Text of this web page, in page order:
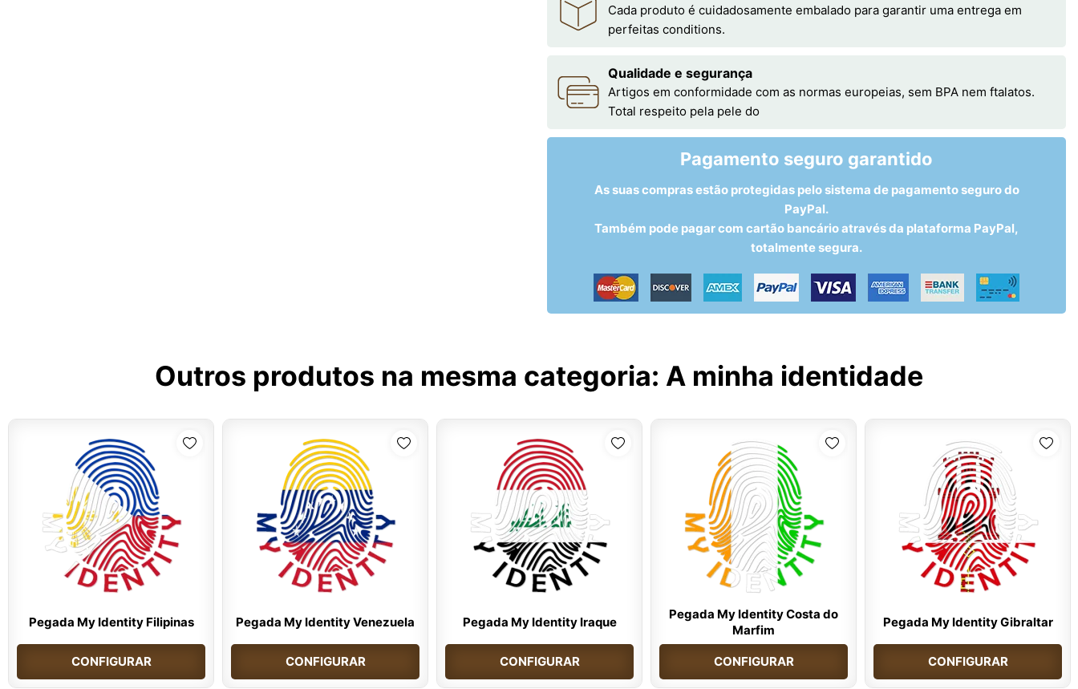
Cada produto é cuidadosamente embalado para garantir uma entrega em
perfeitas conditions.
Qualidade e segurança
Artigos em conformidade com as normas europeias, sem BPA nem ftalatos.
Total respeito pela pele do
Pagamento seguro garantido
As suas compras estão protegidas pelo sistema de pagamento seguro do
PayPal.
Também pode pagar com cartão bancário através da plataforma PayPal,
totalmente segura.
Outros produtos na mesma categoria: A minha identidade
Pegada My Identity Filipinas
CONFIGURAR
Pegada My Identity Venezuela
CONFIGURAR
Pegada My Identity Iraque
CONFIGURAR
Pegada My Identity Costa do
Marfim
CONFIGURAR
Pegada My Identity Gibraltar
CONFIGURAR